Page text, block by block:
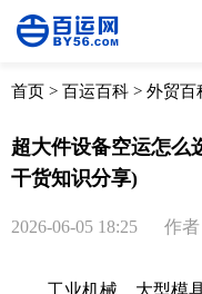
全部 物流
取消
首页 > 百运百科 > 外贸百
超大件设备空运怎么
干货知识分享)
2026-06-05 18:25 作
工业机械、大型模具